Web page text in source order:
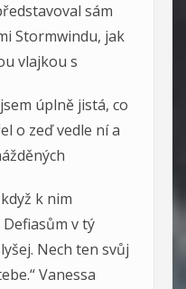
sám
Stormwindu, jak
vlajkou s
úplně jistá, co
o zeď vedle ní a
k nim
v tý
Nech ten svůj
Vanessa